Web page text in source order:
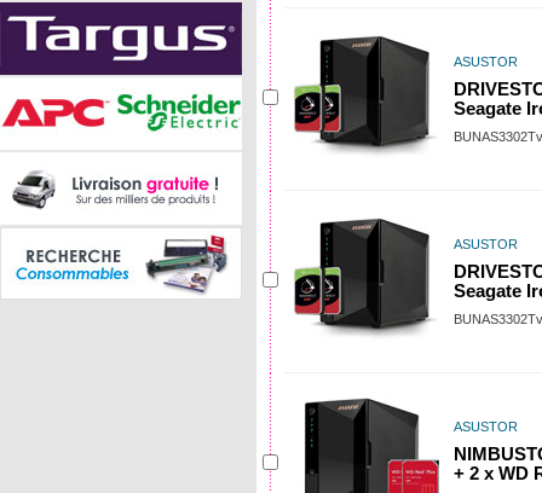
ASUSTOR
Seagate
ASUSTOR
Seagate
ASUSTOR
+ 2 x WD